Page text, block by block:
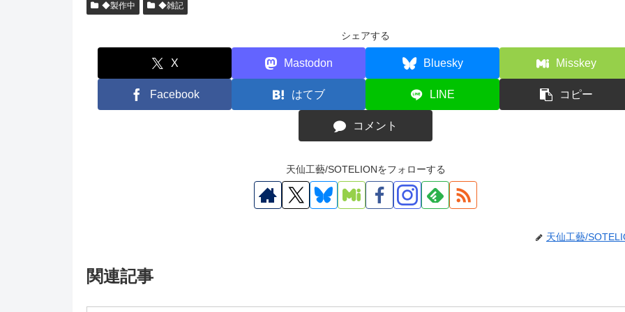
◆製作中 ◆雑記
シェアする
X Mastodon Bluesky Misskey
Facebook はてブ LINE コピー
コメント
天仙工藝/SOTELIONをフォローする
天仙工藝/
関連記事